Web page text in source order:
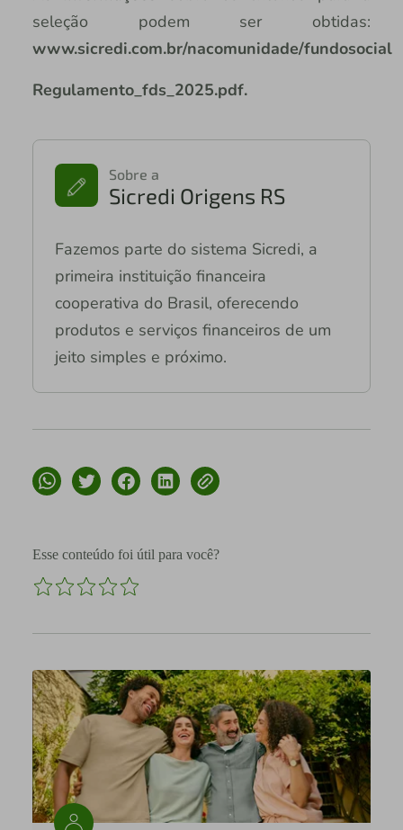
seleção podem ser obtidas:
www.sicredi.com.br/nacomunidade/fundosocial
Regulamento_fds_2025.pdf.
Sobre a
Sicredi Origens RS
Fazemos parte do sistema Sicredi, a
primeira instituição financeira
cooperativa do Brasil, oferecendo
produtos e serviços financeiros de um
jeito simples e próximo.
Esse conteúdo foi útil para você?